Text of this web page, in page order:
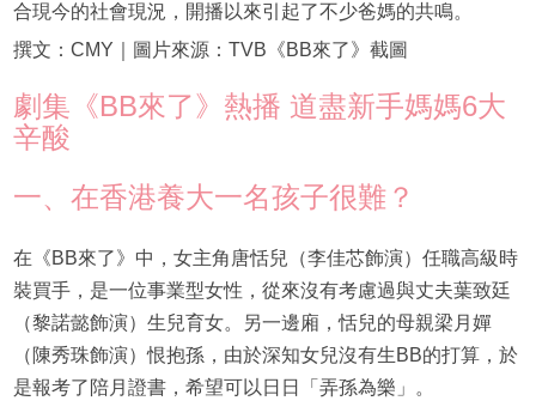
合現今的社會現況，開播以來引起了不少爸媽的共鳴。
撰文：CMY｜圖片來源：TVB《BB來了》截圖
劇集《BB來了》熱播 道盡新手媽媽6大
辛酸
一、在香港養大一名孩子很難？
在《BB來了》中，女主角唐恬兒（李佳芯飾演）任職高級時
裝買手，是一位事業型女性，從來沒有考慮過與丈夫葉致廷
（黎諾懿飾演）生兒育女。另一邊廂，恬兒的母親梁月嬋
（陳秀珠飾演）恨抱孫，由於深知女兒沒有生BB的打算，於
是報考了陪月證書，希望可以日日「弄孫為樂」。